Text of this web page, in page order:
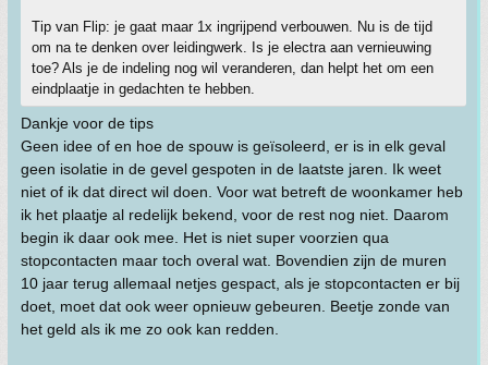
Tip van Flip: je gaat maar 1x ingrijpend verbouwen. Nu is de tijd
om na te denken over leidingwerk. Is je electra aan vernieuwing
toe? Als je de indeling nog wil veranderen, dan helpt het om een
eindplaatje in gedachten te hebben.
Dankje voor de tips
Geen idee of en hoe de spouw is geïsoleerd, er is in elk geval
geen isolatie in de gevel gespoten in de laatste jaren. Ik weet
niet of ik dat direct wil doen. Voor wat betreft de woonkamer heb
ik het plaatje al redelijk bekend, voor de rest nog niet. Daarom
begin ik daar ook mee. Het is niet super voorzien qua
stopcontacten maar toch overal wat. Bovendien zijn de muren
10 jaar terug allemaal netjes gespact, als je stopcontacten er bij
doet, moet dat ook weer opnieuw gebeuren. Beetje zonde van
het geld als ik me zo ook kan redden.